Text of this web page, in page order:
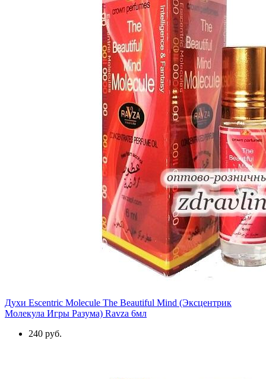
Духи Escentric Molecule The Beautiful Mind (Эксцентрик
Молекула Игры Разума) Ravza 6мл
240 руб.